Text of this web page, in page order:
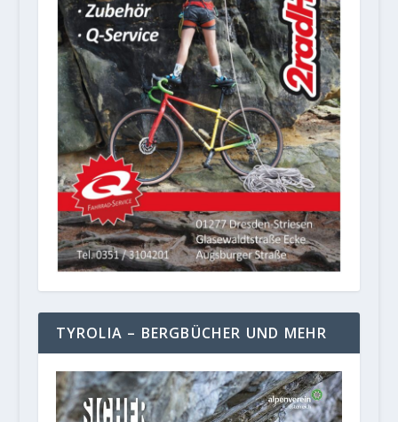
TYROLIA – BERGBÜCHER UND MEHR